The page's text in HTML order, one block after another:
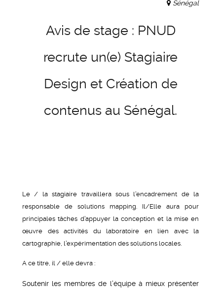
Sénégal
Avis de stage : PNUD
recrute un(e) Stagiaire
Design et Création de
contenus au Sénégal.
Le / la stagiaire travaillera sous l’encadrement de la
responsable de solutions mapping. Il/Elle aura pour
principales tâches d’appuyer la conception et la mise en
œuvre des activités du laboratoire en lien avec la
cartographie, l’expérimentation des solutions locales.
A ce titre, il / elle devra :
Soutenir les membres de l’équipe à mieux présenter